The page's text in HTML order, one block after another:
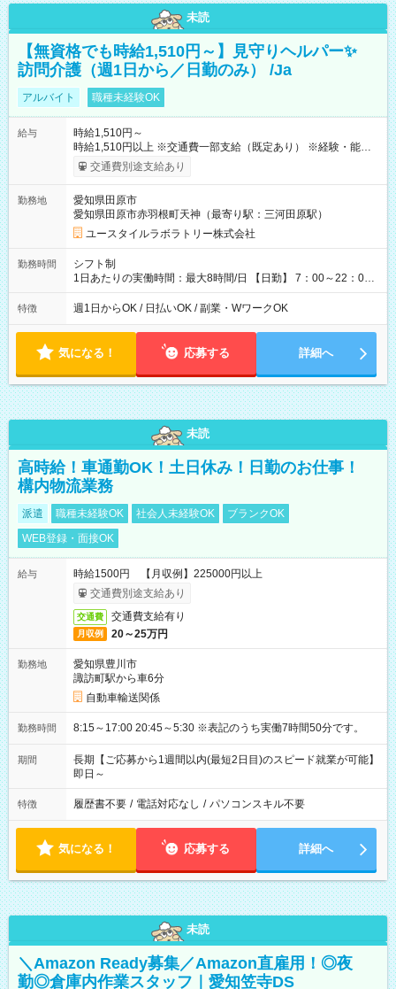
未読
【無資格でも時給1,510円～】見守りヘルパー✨
訪問介護（週1日から／日勤のみ） /Ja
アルバイト 職種未経験OK
給与
時給1,510円～
時給1,510円以上 ※交通費一部支給（既定あり） ※経験・能力を
考慮して決定します 【収入例】 週1回勤務の場合：1,510円×8時
間×4回=4万8,320円 週3回勤務の場合：1,510円×8時間×12回
1,600円 【試用期間】試用期間あり 試用期間の長さ：2ヶ月
※ 雇用形態と給与に、本採用時と異なる部分があります。 雇用
形態：本採用時と同じです。 給与：時給 1,140円以上
交通費別途支給あり
勤務地
愛知県田原市
愛知県田原市赤羽根町天神（最寄り駅：三河田原駅）
ユースタイルラボラトリー株式会社
勤務時間
シフト制
1日あたりの実働時間：最大8時間/日 【日勤】 7：00～22：00
の間で8時間勤務（休憩時間は法定通り） ※週1日～OK ／ 夜勤
なし ＊＊ 勤務時間例 ＊＊ ■8時から17時 ■9時から18時 ■10
定（毎週同じ曜日勤務）
特徴 週1日からOK / 日払いOK / 副業・WワークOK
気になる！ 応募する 詳細へ
未読
高時給！車通勤OK！土日休み！日勤のお仕事！
構内物流業務
派遣 職種未経験OK 社会人未経験OK
ブランクOK
WEB登録・面接OK
給与
時給1500円 【月収例】225000円以上
交通費別途支給あり
交通費 交通費支給有り
月収例 20～25万円
勤務地
愛知県豊川市
諏訪町駅から車6分
自動車輸送関係
勤務時間 8:15～17:00 20:45～5:30 ※表記のうち実働7時間50分です。
期間
長期【ご応募から1週間以内(最短2日目)のスピード就業が可能】
即日～
特徴 履歴書不要 / 電話対応なし / パソコンスキル不要
気になる！ 応募する 詳細へ
未読
＼Amazon Ready募集／Amazon直雇用！◎夜
勤◎倉庫内作業スタッフ｜愛知笠寺DS